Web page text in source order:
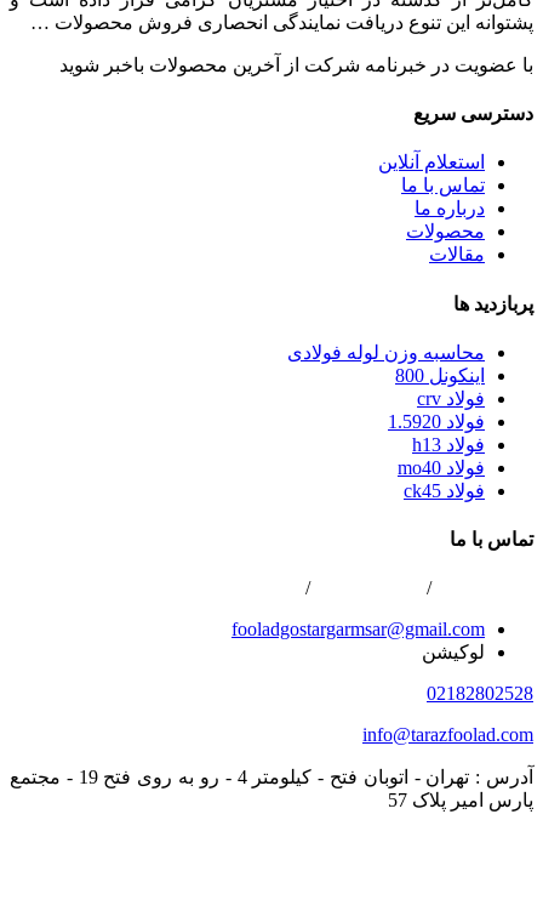
پشتوانه این تنوع دریافت نمایندگی انحصاری فروش محصولات …
با عضویت در خبرنامه شرکت از آخرین محصولات باخبر شوید
دسترسی سریع
استعلام آنلاین
تماس با ما
درباره ما
محصولات
مقالات
پربازدید ها
محاسبه وزن لوله فولادی
اینکونل 800
فولاد crv
فولاد 1.5920
فولاد h13
فولاد mo40
فولاد ck45
تماس با ما
/
/
fooladgostargarmsar@gmail.com
لوکیشن
02182802528
info@tarazfoolad.com
آدرس : تهران - اتوبان فتح - کیلومتر 4 - رو به روی فتح 19 - مجتمع
پارس امیر پلاک 57